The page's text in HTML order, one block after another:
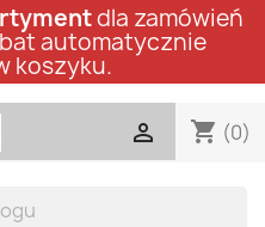
dla zamówień
automatycznie
koszyku.
shopping_cart (0)
